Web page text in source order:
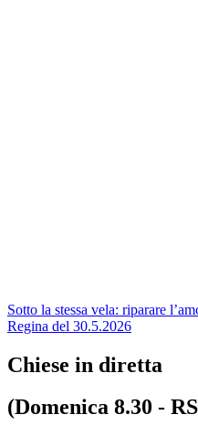
Sotto la stessa vela: riparare
Regina del 30.5.2026
Chiese in diretta
(Domenica 8.30 -